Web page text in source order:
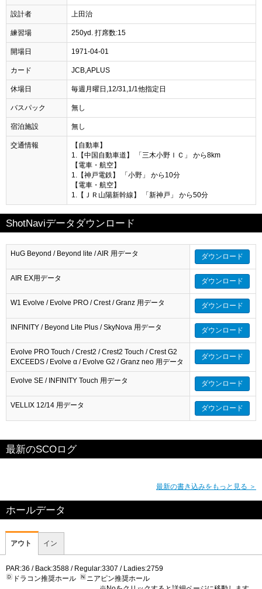
設計者 上田治
練習場 250yd. 打席数:15
開場日 1971-04-01
カード JCB,APLUS
休場日 毎週月曜日,12/31,1/1他指定日
バスパック 無し
宿泊施設 無し
交通情報
【自動車】
1.【中国自動車道】 「三木小野ＩＣ」 から8km
【電車・航空】
1.【神戸電鉄】 「小野」 から10分
【電車・航空】
1.【ＪＲ山陽新幹線】 「新神戸」 から50分
ShotNaviデータダウンロード
HuG Beyond / Beyond lite / AIR 用データ ダウンロード
AIR EX用データ ダウンロード
W1 Evolve / Evolve PRO / Crest / Granz 用データ ダウンロード
INFINITY / Beyond Lite Plus / SkyNova 用データ ダウンロード
Evolve PRO Touch / Crest2 / Crest2 Touch / Crest G2
EXCEEDS / Evolve α / Evolve G2 / Granz neo 用データ
ダウンロード
Evolve SE / INFINITY Touch 用データ ダウンロード
VELLIX 12/14 用データ ダウンロード
最新のSCOログ
最新の書き込みをもっと見る ＞
ホールデータ
アウト イン
PAR:36 / Back:3588 / Regular:3307 / Ladies:2759
ドラコン推奨ホール
ニアピン推奨ホール